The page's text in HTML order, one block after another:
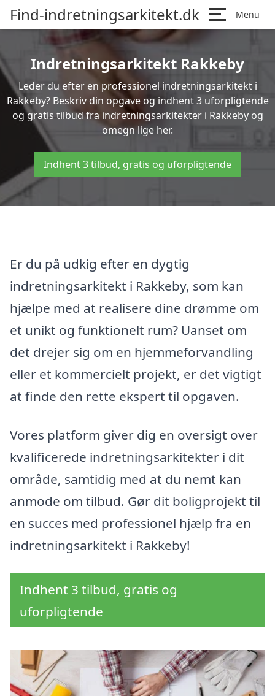
Find-indretningsarkitekt.dk Menu
Indretningsarkitekt Rakkeby
Leder du efter en professionel indretningsarkitekt i
Rakkeby? Beskriv din opgave og indhent 3 uforpligtende
og gratis tilbud fra indretningsarkitekter i Rakkeby og
omegn lige her.
Indhent 3 tilbud, gratis og uforpligtende
Er du på udkig efter en dygtig
indretningsarkitekt i Rakkeby, som kan
hjælpe med at realisere dine drømme om
et unikt og funktionelt rum? Uanset om
det drejer sig om en hjemmeforvandling
eller et kommercielt projekt, er det vigtigt
at finde den rette ekspert til opgaven.
Vores platform giver dig en oversigt over
kvalificerede indretningsarkitekter i dit
område, samtidig med at du nemt kan
anmode om tilbud. Gør dit boligprojekt til
en succes med professionel hjælp fra en
indretningsarkitekt i Rakkeby!
Indhent 3 tilbud, gratis og
uforpligtende